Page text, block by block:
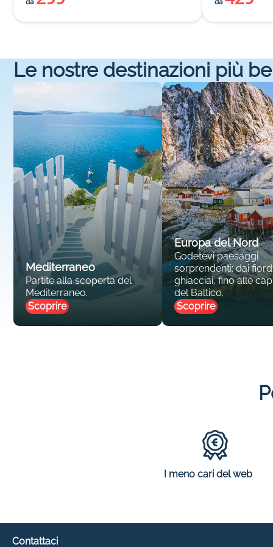
Le nostre destinazioni più
Mediterraneo
Partite alla scoperta del
Mediterraneo.
Scoprire
Europa del Nord
Godetevi paesaggi
sorprendenti: dai
ghiacciai, fino alle
del Baltico.
Scoprire
I meno cari del web
Contattaci